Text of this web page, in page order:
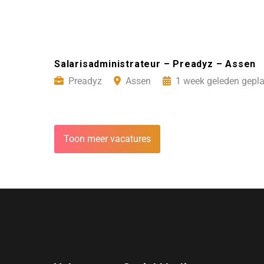
Salarisadministrateur – Preadyz – Assen
Preadyz
Assen 1 week geleden
Toon meer vacatures